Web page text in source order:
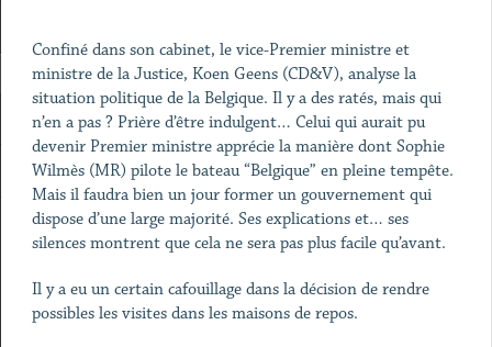
Confiné dans son cabinet, le vice-Premier ministre et
ministre de la Justice, Koen Geens (CD&V), analyse la
situation politique de la Belgique. Il y a des ratés, mais qui
n’en a pas ? Prière d’être indulgent… Celui qui aurait pu
devenir Premier ministre apprécie la manière dont Sophie
Wilmès (MR) pilote le bateau “Belgique” en pleine tempête.
Mais il faudra bien un jour former un gouvernement qui
dispose d’une large majorité. Ses explications et… ses
silences montrent que cela ne sera pas plus facile qu’avant.
Il y a eu un certain cafouillage dans la décision de rendre
possibles les visites dans les maisons de repos.